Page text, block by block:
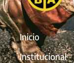
Inicio
Institucional